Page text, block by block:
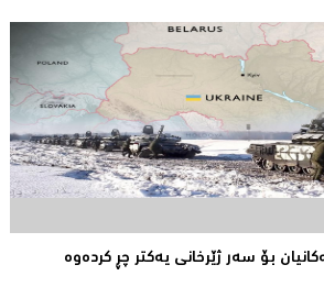
بۆ سەر ژێرخانی یەكتر چڕ كردەوە